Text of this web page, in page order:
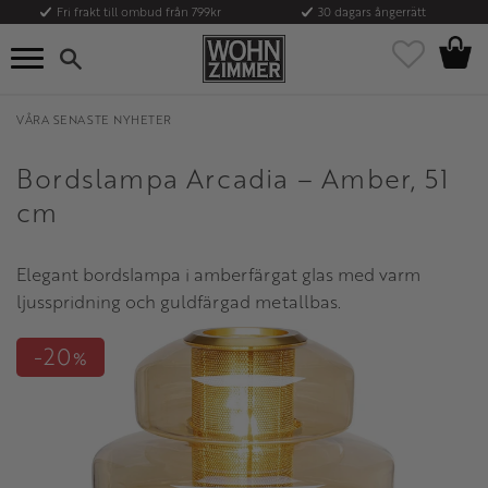
Meny
Fri frakt till ombud från 799kr 30 dagars ångerrätt
Favoriter
VÅRA SENASTE NYHETER
Bordslampa Arcadia – Amber, 51
cm
Elegant bordslampa i amberfärgat glas med varm
ljusspridning och guldfärgad metallbas.
20%